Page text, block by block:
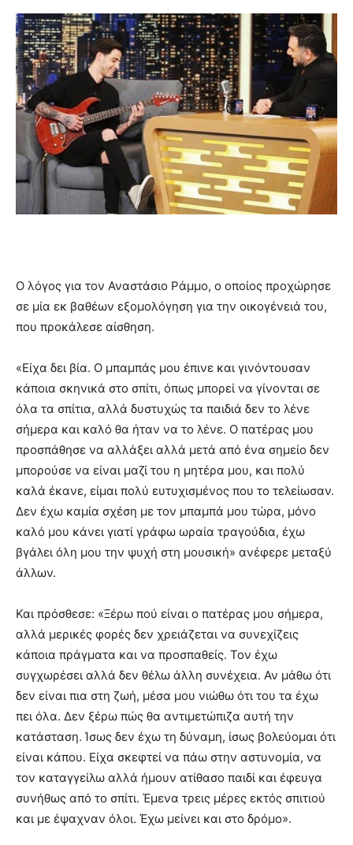
Ο λόγος για τον Αναστάσιο Ράμμο, ο οποίος προχώρησε
σε μία εκ βαθέων εξομολόγηση για την οικογένειά του,
που προκάλεσε αίσθηση.
«Είχα δει βία. Ο μπαμπάς μου έπινε και γινόντουσαν
κάποια σκηνικά στο σπίτι, όπως μπορεί να γίνονται σε
όλα τα σπίτια, αλλά δυστυχώς τα παιδιά δεν το λένε
σήμερα και καλό θα ήταν να το λένε. O πατέρας μου
προσπάθησε να αλλάξει αλλά μετά από ένα σημείο δεν
μπορούσε να είναι μαζί του η μητέρα μου, και πολύ
καλά έκανε, είμαι πολύ ευτυχισμένος που το τελείωσαν.
Δεν έχω καμία σχέση με τον μπαμπά μου τώρα, μόνο
καλό μου κάνει γιατί γράφω ωραία τραγούδια, έχω
βγάλει όλη μου την ψυχή στη μουσική» ανέφερε μεταξύ
άλλων.
Και πρόσθεσε: «Ξέρω πού είναι ο πατέρας μου σήμερα,
αλλά μερικές φορές δεν χρειάζεται να συνεχίζεις
κάποια πράγματα και να προσπαθείς. Τον έχω
συγχωρέσει αλλά δεν θέλω άλλη συνέχεια. Αν μάθω ότι
δεν είναι πια στη ζωή, μέσα μου νιώθω ότι του τα έχω
πει όλα. Δεν ξέρω πώς θα αντιμετώπιζα αυτή την
κατάσταση. Ίσως δεν έχω τη δύναμη, ίσως βολεύομαι ότι
είναι κάπου. Είχα σκεφτεί να πάω στην αστυνομία, να
τον καταγγείλω αλλά ήμουν ατίθασο παιδί και έφευγα
συνήθως από το σπίτι. Έμενα τρεις μέρες εκτός σπιτιού
και με έψαχναν όλοι. Έχω μείνει και στο δρόμο».